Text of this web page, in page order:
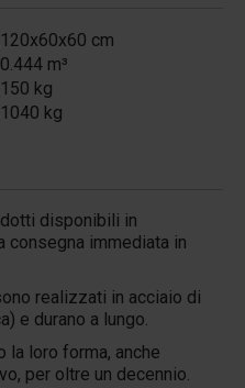
120x60x60 cm
0.444 m³
150 kg
1040 kg
disponibili in
consegna immediata in
realizzati in acciaio di
e durano a lungo.
la loro forma, anche
per oltre un decennio.